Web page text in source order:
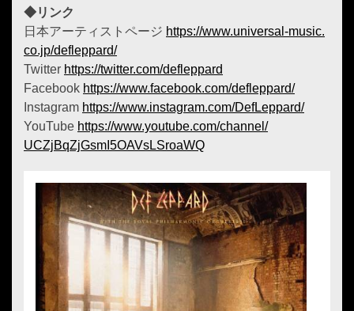
◆リンク
日本アーティストページ https://www.universal-music.
co.jp/defleppard/
Twitter https://twitter.com/defleppard
Facebook https://www.facebook.com/defleppard/
Instagram https://www.instagram.com/DefLeppard/
YouTube https://www.youtube.com/channel/
UCZjBqZjGsmI5OAVsLSroaWQ